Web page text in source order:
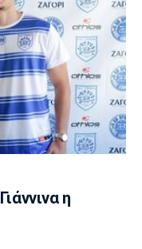
πρόταση του
έχει τόση
της
η